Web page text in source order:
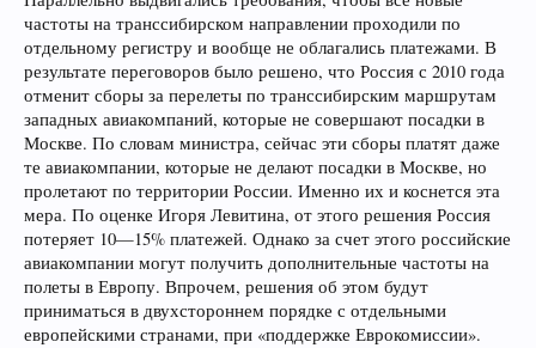
частоты на транссибирском направлении проходили по
отдельному регистру и вообще не облагались платежами. В
результате переговоров было решено, что Россия с 2010 года
отменит сборы за перелеты по транссибирским маршрутам
западных авиакомпаний, которые не совершают посадки в
Москве. По словам министра, сейчас эти сборы платят даже
те авиакомпании, которые не делают посадки в Москве, но
пролетают по территории России. Именно их и коснется эта
мера. По оценке Игоря Левитина, от этого решения Россия
потеряет 10—15% платежей. Однако за счет этого российские
авиакомпании могут получить дополнительные частоты на
полеты в Европу. Впрочем, решения об этом будут
приниматься в двухстороннем порядке с отдельными
европейскими странами, при «поддержке Еврокомиссии».